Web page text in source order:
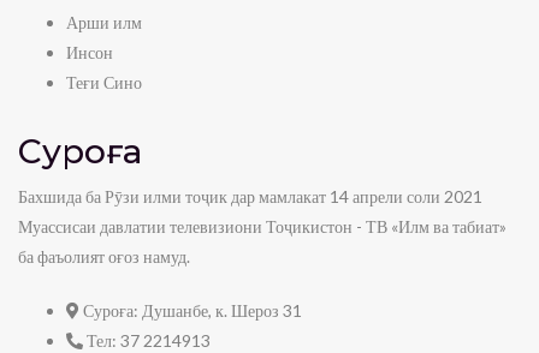
Арши илм
Инсон
Теғи Сино
Суроға
Бахшида ба Рӯзи илми тоҷик дар мамлакат 14 апрели соли 2021
Муассисаи давлатии телевизиони Тоҷикистон - ТВ «Илм ва табиат»
ба фаъолият оғоз намуд.
Суроға: Душанбе, к. Шероз 31
Тел: 37 2214913